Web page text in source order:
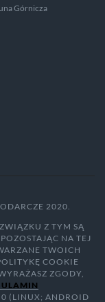
Górnicza
2020.
Z TYM SĄ
NA TEJ
TWOICH
COOKIE
ZGODY,
(LINUX; ANDROID